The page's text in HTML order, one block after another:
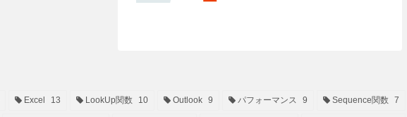
Excel 13 LookUp関数 10 Outlook 9 パフォーマンス 9 Sequence関数 7